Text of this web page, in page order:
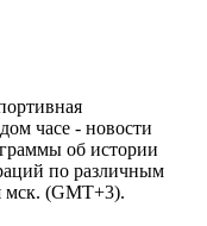
часе - новости
об истории
по различным
мск. (GMT+3).